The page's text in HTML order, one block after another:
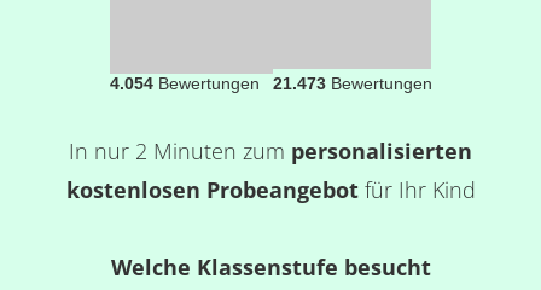
4.054Bewertungen 21.473Bewertungen
In nur 2 Minuten zum personalisierten
kostenlosen Probeangebotfür Ihr Kind
Welche Klassenstufe besucht